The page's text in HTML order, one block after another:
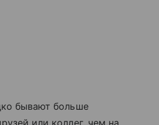
бывают больше